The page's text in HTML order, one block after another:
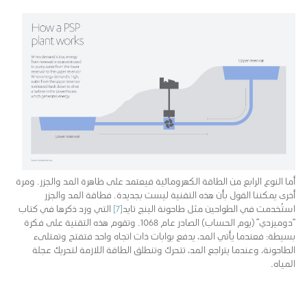
أما النوع الرابع من الطاقة الكهرومائية فيعتمد على ظاهرة المد والجزر. ومرة
أخرى يمكننا القول بأن هذه التقنية ليست بجديدة. فطاقة المد والجزر
استُخدمت في الطواحين مثل طاحونة الينج تايد[7]
التي ورد ذكرها في كتاب
“دوميزدي” (يوم الحساب) الصادر عام 1068. وتقوم هذه التقنية على فكرة
بسيطة: فعندما يأتي المد، يدفع بوابات ذات اتجاه واحد فتفتح وتمتلىء
الطاحونة، وعندما يتراجع المد، تتحرك وتنطلق الطاقة اللازمة لتحريك عجلة
المياه.